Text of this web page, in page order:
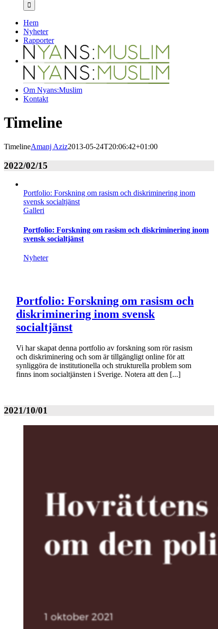
Hem
Nyheter
Rapporter
Om Nyans:Muslim
Kontakt
Timeline
TimelineAmanj Aziz2013-05-24T20:06:42+01:00
2022/02/15
Portfolio: Forskning om rasism och diskriminering inom
svensk socialtjänst
Galleri
Portfolio: Forskning om rasism och diskriminering inom
svensk socialtjänst
Nyheter
Portfolio: Forskning om rasism och
diskriminering inom svensk
socialtjänst
Vi har skapat denna portfolio av forskning som rör rasism
och diskriminering och som är tillgängligt online för att
synliggöra de institutionella och strukturella problem som
finns inom socialtjänsten i Sverige. Notera att den [...]
2021/10/01